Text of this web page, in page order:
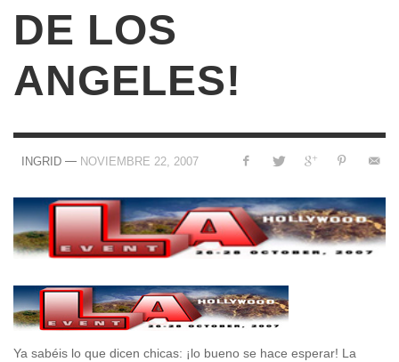
DE LOS
ANGELES!
INGRID — NOVIEMBRE 22, 2007
Ya sabéis lo que dicen chicas: ¡lo bueno se hace esperar! La